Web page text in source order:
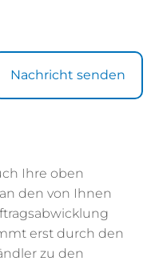
Nachricht senden
Ihre oben
den von Ihnen
erst durch den
zu den